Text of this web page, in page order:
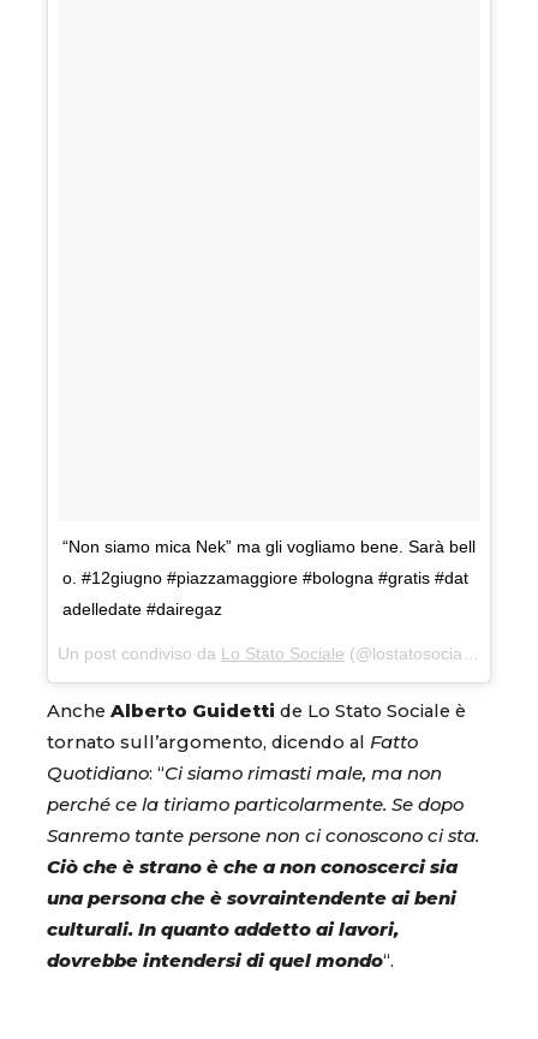
“Non siamo mica Nek” ma gli vogliamo bene. Sarà bell
o. #12giugno #piazzamaggiore #bologna #gratis #dat
adelledate #dairegaz
Un post condiviso da Lo Stato Sociale (@lostatosociale) in data:
Anche Alberto Guidetti de Lo Stato Sociale è
tornato sull’argomento, dicendo al Fatto
Quotidiano: “Ci siamo rimasti male, ma non
perché ce la tiriamo particolarmente. Se dopo
Sanremo tante persone non ci conoscono ci sta.
Ciò che è strano è che a non conoscerci sia
una persona che è sovraintendente ai beni
culturali. In quanto addetto ai lavori,
dovrebbe intendersi di quel mondo“.